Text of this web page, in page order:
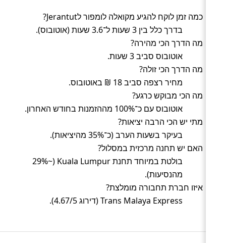
כמה זמן לוקח להגיע מקואלה לומפור לJerantut?
בדרך כלל בין 3 שעות ל־3.6 שעות (אוטובוס).
מה הדרך הכי מהירה?
אוטובוס סביב 3 שעות.
מה הדרך הכי זולה?
מחיר רצפה סביב 18 ₪ באוטובוס.
מה הכי מבוקש כרגע?
אוטובוס עם כ־100% מההזמנות בחודש האחרון.
מתי יש הכי הרבה יציאות?
בעיקר בשעות הערב (כ־35% מהיציאות).
האם יש תחנה מרכזית במסלול?
בולטת במיוחד תחנת Kuala Lumpur (~29%
מהנסיעות).
איזו חברת תחבורה מומלצת?
Trans Malaya Express (דירוג 4.67/5).